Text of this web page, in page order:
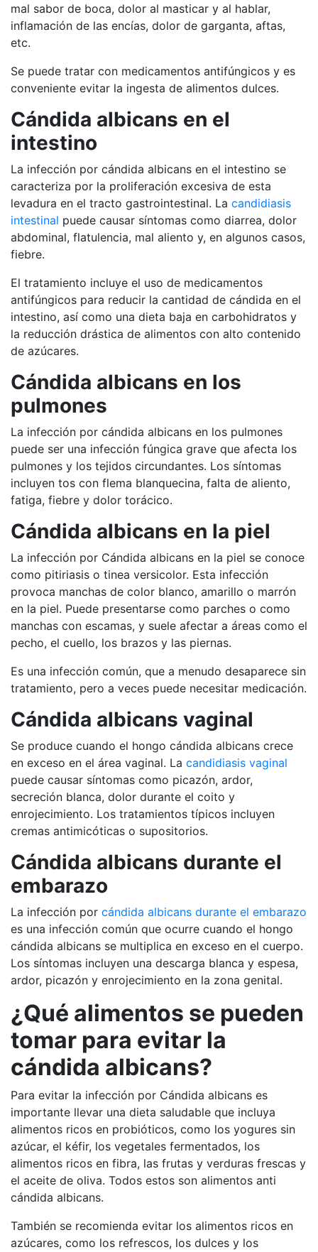
mal sabor de boca, dolor al masticar y al hablar,
inflamación de las encías, dolor de garganta, aftas,
etc.
Se puede tratar con medicamentos antifúngicos y es
conveniente evitar la ingesta de alimentos dulces.
Cándida albicans en el
intestino
La infección por cándida albicans en el intestino se
caracteriza por la proliferación excesiva de esta
levadura en el tracto gastrointestinal. La candidiasis
intestinal puede causar síntomas como diarrea, dolor
abdominal, flatulencia, mal aliento y, en algunos casos,
fiebre.
El tratamiento incluye el uso de medicamentos
antifúngicos para reducir la cantidad de cándida en el
intestino, así como una dieta baja en carbohidratos y
la reducción drástica de alimentos con alto contenido
de azúcares.
Cándida albicans en los
pulmones
La infección por cándida albicans en los pulmones
puede ser una infección fúngica grave que afecta los
pulmones y los tejidos circundantes. Los síntomas
incluyen tos con flema blanquecina, falta de aliento,
fatiga, fiebre y dolor torácico.
Cándida albicans en la piel
La infección por Cándida albicans en la piel se conoce
como pitiriasis o tinea versicolor. Esta infección
provoca manchas de color blanco, amarillo o marrón
en la piel. Puede presentarse como parches o como
manchas con escamas, y suele afectar a áreas como el
pecho, el cuello, los brazos y las piernas.
Es una infección común, que a menudo desaparece sin
tratamiento, pero a veces puede necesitar medicación.
Cándida albicans vaginal
Se produce cuando el hongo cándida albicans crece
en exceso en el área vaginal. La candidiasis vaginal
puede causar síntomas como picazón, ardor,
secreción blanca, dolor durante el coito y
enrojecimiento. Los tratamientos típicos incluyen
cremas antimicóticas o supositorios.
Cándida albicans durante el
embarazo
La infección por cándida albicans durante el embarazo
es una infección común que ocurre cuando el hongo
cándida albicans se multiplica en exceso en el cuerpo.
Los síntomas incluyen una descarga blanca y espesa,
ardor, picazón y enrojecimiento en la zona genital.
¿Qué alimentos se pueden
tomar para evitar la
cándida albicans?
Para evitar la infección por Cándida albicans es
importante llevar una dieta saludable que incluya
alimentos ricos en probióticos, como los yogures sin
azúcar, el kéfir, los vegetales fermentados, los
alimentos ricos en fibra, las frutas y verduras frescas y
el aceite de oliva. Todos estos son alimentos anti
cándida albicans.
También se recomienda evitar los alimentos ricos en
azúcares, como los refrescos, los dulces y los